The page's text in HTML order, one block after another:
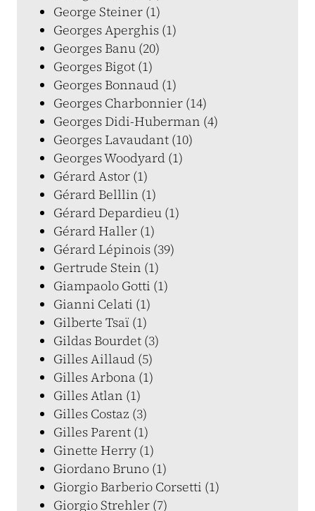
George Steiner (1)
Georges Aperghis (1)
Georges Banu (20)
Georges Bigot (1)
Georges Bonnaud (1)
Georges Charbonnier (14)
Georges Didi-Huberman (4)
Georges Lavaudant (10)
Georges Woodyard (1)
Gérard Astor (1)
Gérard Belllin (1)
Gérard Depardieu (1)
Gérard Haller (1)
Gérard Lépinois (39)
Gertrude Stein (1)
Giampaolo Gotti (1)
Gianni Celati (1)
Gilberte Tsaï (1)
Gildas Bourdet (3)
Gilles Aillaud (5)
Gilles Arbona (1)
Gilles Atlan (1)
Gilles Costaz (3)
Gilles Parent (1)
Ginette Herry (1)
Giordano Bruno (1)
Giorgio Barberio Corsetti (1)
Giorgio Strehler (7)